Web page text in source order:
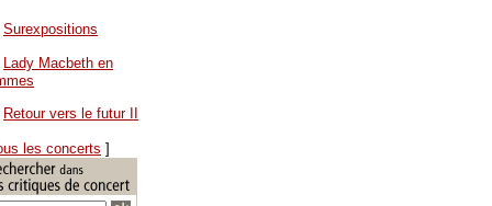
Surexpositions
Lady Macbeth en
Retour vers le futur II
les concerts ]